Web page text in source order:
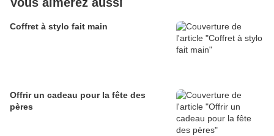
Coffret à stylo fait main
Offrir un cadeau pour la fête des
pères